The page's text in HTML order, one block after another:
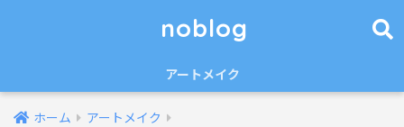
noblog
アートメイク
ホーム アートメイク